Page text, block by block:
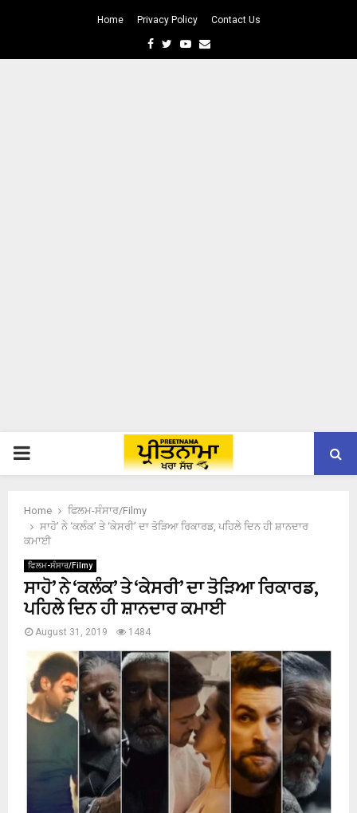
Home Privacy Policy Contact Us
Facebook
TwitterYoutube
Email
PRIMARY
Home
ਫਿਲਮ-ਸੰਸਾਰ/Filmy
ਸਾਹੋ’ ਨੇ ‘ਕਲੰਕ’ ਤੇ ‘ਕੇਸਰੀ’ ਦਾ ਤੋੜਿਆ ਰਿਕਾਰਡ, ਪਹਿਲੇ ਦਿਨ ਹੀ ਸ਼ਾਨਦਾਰ
ਕਮਾਈ
ਫਿਲਮ-ਸੰਸਾਰ/Filmy
ਸਾਹੋ’ ਨੇ ‘ਕਲੰਕ’ ਤੇ ‘ਕੇਸਰੀ’ ਦਾ ਤੋੜਿਆ ਰਿਕਾਰਡ,
ਪਹਿਲੇ ਦਿਨ ਹੀ ਸ਼ਾਨਦਾਰ ਕਮਾਈ
August 31, 2019 1484